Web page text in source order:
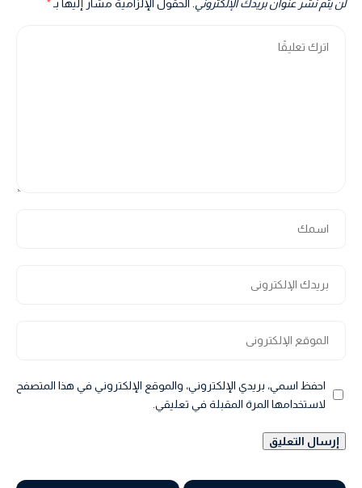
لن يتم نشر عنوان بريدك الإلكتروني. الحقول الإلزامية مشار إليها بـ
احفظ اسمي، بريدي الإلكتروني، والموقع الإلكتروني في هذا المتصفح
لاستخدامها المرة المقبلة في تعليقي.